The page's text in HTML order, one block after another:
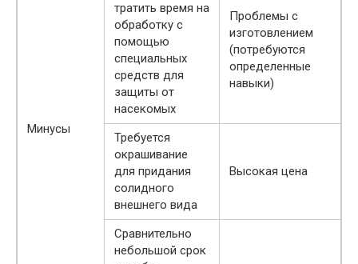
Минусы
тратить время на
обработку с
помощью
специальных
средств для
защиты от
насекомых
Проблемы с
изготовлением
(потребуются
определенные
навыки)
Требуется
окрашивание
для придания
солидного
внешнего вида
Высокая цена
Сравнительно
небольшой срок